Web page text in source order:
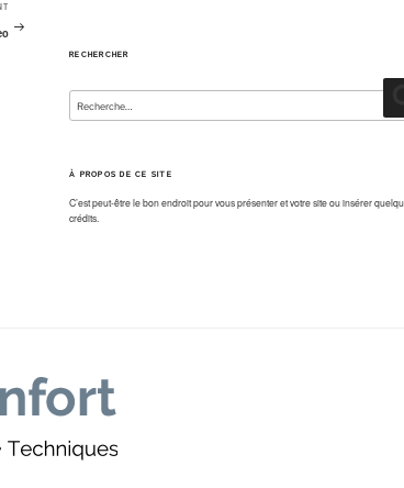
suivant
RECHERCHER
Recherche
pour
:
À PROPOS DE CE SITE
C’est peut-être le bon endroit pour vous présenter et votre site ou insérer
crédits.